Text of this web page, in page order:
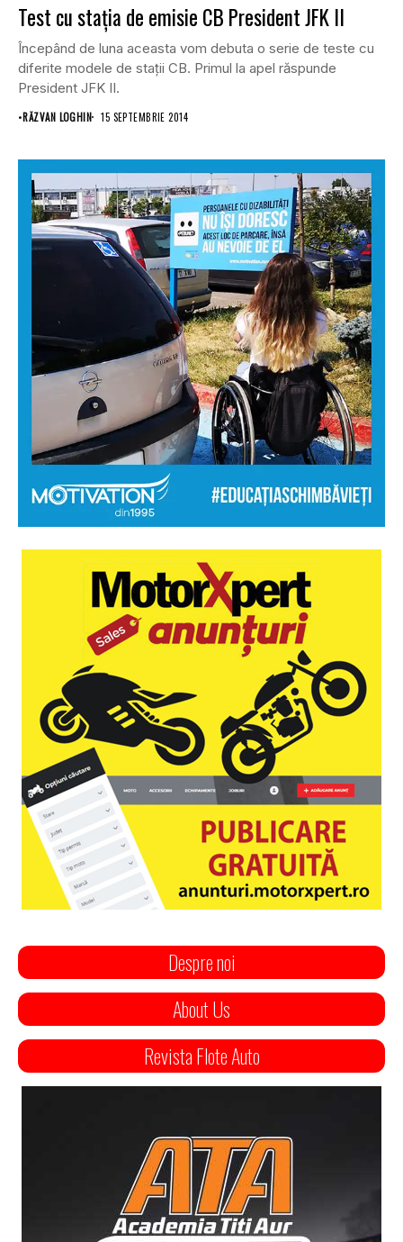
Test cu staţia de emisie CB President JFK II
Începând de luna aceasta vom debuta o serie de teste cu
diferite modele de staţii CB. Primul la apel răspunde
President JFK II.
•RĂZVAN LOGHIN 15 SEPTEMBRIE 2014
Despre noi
About Us
Revista Flote Auto